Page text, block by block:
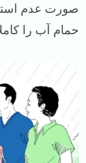
صورت عدم
حمام آب را
Image